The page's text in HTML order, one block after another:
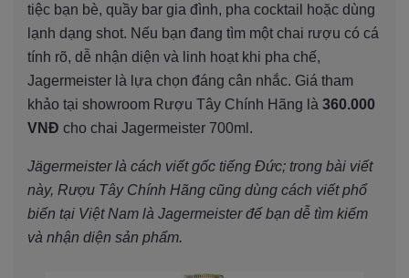
tiệc bạn bè, quầy bar gia đình, pha cocktail hoặc dùng
lạnh dạng shot. Nếu bạn đang tìm một chai rượu có cá
tính rõ, dễ nhận diện và linh hoạt khi pha chế,
Jagermeister là lựa chọn đáng cân nhắc. Giá tham
khảo tại showroom Rượu Tây Chính Hãng là 360.000
VNĐ cho chai Jagermeister 700ml.
Jägermeister là cách viết gốc tiếng Đức; trong bài viết
này, Rượu Tây Chính Hãng cũng dùng cách viết phổ
biến tại Việt Nam là Jagermeister để bạn dễ tìm kiếm
và nhận diện sản phẩm.